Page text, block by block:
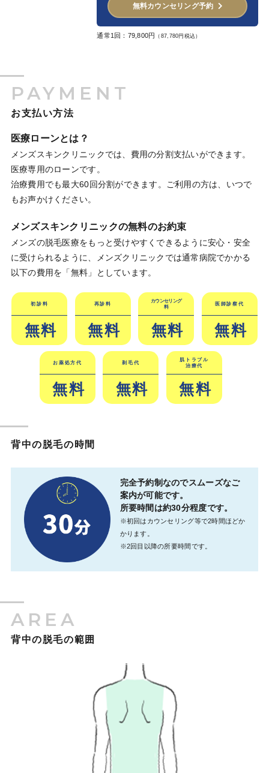
無料カウンセリング予約
通常1回：79,800円 （87,780円税込）
PAYMENT
お支払い方法
医療ローンとは？
メンズスキンクリニックでは、費用の分割支払いができます。
医療専用のローンです。
治療費用でも最大60回分割ができます。ご利用の方は、いつで
もお声かけください。
メンズスキンクリニックの無料のお約束
メンズの脱毛医療をもっと受けやすくできるように安心・安全
に受けられるように、メンズクリニックでは通常病院でかかる
以下の費用を「無料」としています。
初診料
無料
再診料
無料
カウンセリング
料
無料
医師診察代
無料
お薬処方代
無料
剃毛代
無料
肌トラブル
治療代
無料
背中の脱毛の時間
完全予約制なのでスムーズなご
案内が可能です。
所要時間は約30分程度です。
※初回はカウンセリング等で2時間ほどか
かります。
※2回目以降の所要時間です。
AREA
背中の脱毛の範囲